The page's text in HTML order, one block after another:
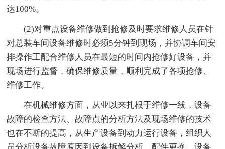
达100%。
(2)对重点设备维修做到抢修及时要求维修人员在针
对总装车间设备维修时必须5分钟到现场，并协调车间安
排操作工配合维修人员在最短的时间内抢修好设备，并
现场进行监督，确保维修质量，顺利完成了各项抢修、
维修工作。
在机械维修方面，从业以来扎根于维修一线，设备
故障的检查方法、故障点的分析方法及现场维修的技术
也在不断的提高，从生产设备到动力运行设备，组织人